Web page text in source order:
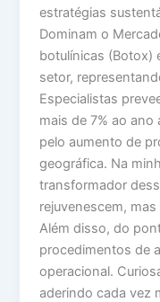
estratégias
Dominam o
botulínicas (Botox)
setor,
Especialistas
mais de 7% ao
pelo aumento de
geográfica. Na
transformador
rejuvenescem,
Além disso, do
procedimentos de
operacional.
aderindo cada vez